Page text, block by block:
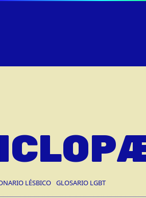
LÉSBICO GLOSARIO LGBT